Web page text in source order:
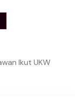
Ikut UKW